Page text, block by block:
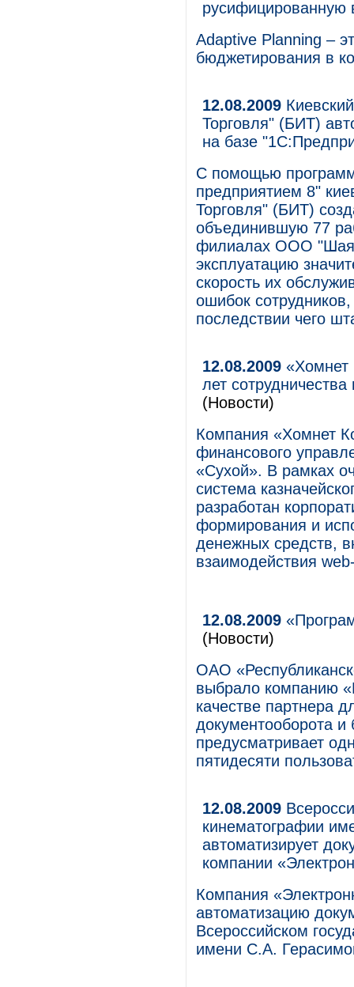
Adaptive Planning –
бюджетирования в
12.08.2009
Торговля" (БИТ)
на базе
С помощью
предприятием 8"
Торговля" (БИТ)
объединившую 77
филиалах ООО
эксплуатацию
скорость их
ошибок
последствии чего
12.08.2009 «Хомнет
лет
(Новости)
Компания «Хомнет
финансового
«Сухой». В рамках
система
разработан
формирования и
денежных средств,
взаимодействия
12.08.2009
(Новости)
ОАО
выбрало компанию
качестве партнера
документооборота и
предусматривает
пятидесяти
12.08.2009
кинематографии
автоматизирует
компании
Компания
автоматизацию
Всероссийском
имени С.А.